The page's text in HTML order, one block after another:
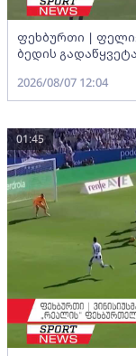
ფეხბურთი |
ბედის
2026/08/07 12:04
01:45